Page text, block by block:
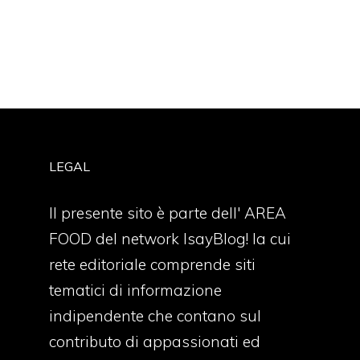
LEGAL
Il presente sito è parte dell' AREA
FOOD del network IsayBlog! la cui
rete editoriale comprende siti
tematici di informazione
indipendente che contano sul
contributo di appassionati ed